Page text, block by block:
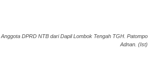
DPRD NTB dari Dapil Lombok Tengah TGH. Patompo
Adnan. (Ist)